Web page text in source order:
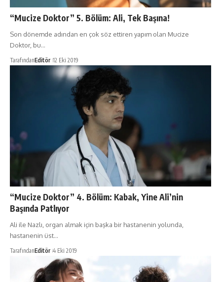
“Mucize Doktor” 5. Bölüm: Ali, Tek Başına!
Son dönemde adından en çok söz ettiren yapım olan Mucize
Doktor, bu…
TarafındanEditör 12 Eki 2019
“Mucize Doktor” 4. Bölüm: Kabak, Yine Ali’nin
Başında Patlıyor
Ali ile Nazlı, organ almak için başka bir hastanenin yolunda,
hastanenin üst…
TarafındanEditör 4 Eki 2019